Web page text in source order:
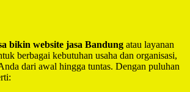
bikin website jasa Bandung atau layanan
berbagai kebutuhan usaha dan organisasi,
dari awal hingga tuntas. Dengan puluhan